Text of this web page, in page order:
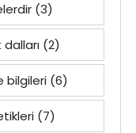
(3)
(2)
bilgileri (6)
(7)